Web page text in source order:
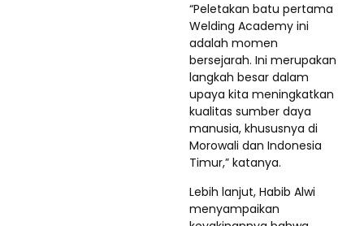
“Peletakan batu pertama
Welding Academy ini
adalah momen
bersejarah. Ini merupakan
langkah besar dalam
upaya kita meningkatkan
kualitas sumber daya
manusia, khususnya di
Morowali dan Indonesia
Timur,” katanya.
Lebih lanjut, Habib Alwi
menyampaikan